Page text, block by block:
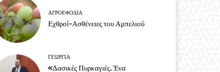
ΑΓΡΟΕΦΌΔΙΑ
Εχθροί-Ασθένειες του Αμπελιού
ΓΕΩΡΓΊΑ
«Δασικές Πυρκαγιές. Ένα